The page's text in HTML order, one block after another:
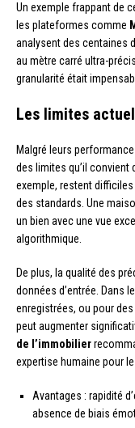
Un exemple frappant de
les plateformes comme
analysent des centaines
au mètre carré ultra-
granularité était
Les limites
Malgré leurs
des limites qu’il convient
exemple, restent
des standards. Une
un bien avec une vue
algorithmique.
De plus, la qualité des
données d’entrée. Dans
enregistrées, ou pour
peut augmenter
de l’immobilier
expertise humaine pour
Avantages : rapidité
absence de biais